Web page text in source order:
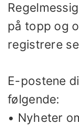
på topp og
registrere
E-postene
følgende:
• Nyheter